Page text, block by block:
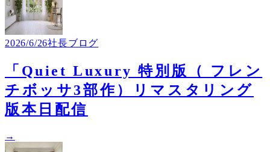
2026/6/26社長ブログ
「Quiet Luxury 特別版（ フレン
チボッサ3部作）リマスタリング
版本日配信
→